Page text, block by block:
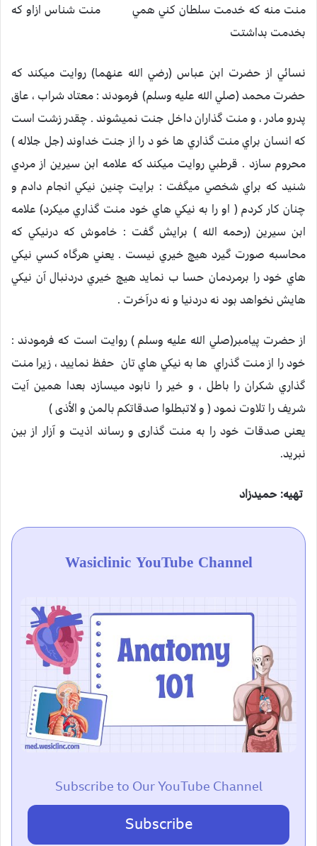
منت منه كه خدمت سلطان كني همي منت شناس ازاو كه
بخدمت بداشتت
نسائي از حضرت ابن عباس (رضي الله عنهما) روايت ميكند كه
حضرت محمد (صلي الله عليه وسلم) فرمودند : معتاد شراب ، عاق
پدرو مادر ، و منت گذاران داخل جنت نميشوند . چقدر زشت است
كه انسان براي منت گذاري ها خو د را از جنت خداوند (جل جلاله )
محروم سازد . قرطبي روايت ميكند كه علامه ابن سيرين از مردي
شنيد كه براي شخصي ميگفت : برايت چنين نيكي انجام دادم و
چنان كار كردم ( او را به نيكي هاي خود منت گذاري ميكرد) علامه
ابن سيرين (رحمه الله ) برايش گفت : خاموش كه درنيكي كه
محاسبه صورت گيرد هيچ خيري نيست . يعني هرگاه كسي نيكي
هاي خود را برمردمان حسا ب نمايد هيچ خيري دردنبال آن نيكي
هايش نخواهد بود نه دردنيا و نه درآخرت .
از حضرت پيامبر(صلي الله عليه وسلم ) روايت است كه فرمودند :
خود را از منت گذراي ها به نيكي هاي تان حفظ نماييد ، زيرا منت
گذاري شكران را باطل ، و خير را نابود ميسازد بعدا همين آيت
شريف را تلاوت نمود ( و لاتبطلوا صدقاتكم بالمن و الأذى )
یعنی صدقات خود را به منت گذاری و رساند اذیت و آزار از بین
نبرید.
تهیه: حمیدزاد
Wasiclinic YouTube Channel
Subscribe to Our YouTube Channel
Subscribe